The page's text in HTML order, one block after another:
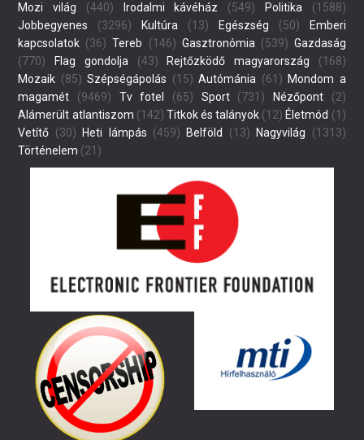
Mozi világ (440) Irodalmi kávéház (549) Politika (1588)
Jobbegyenes (3296) Kultúra (13) Egészség (50)
Emberi
kapcsolatok (36) Tereb (146) Gasztronómia (539) Gazdaság
(770)
Flag gondolja (43) Rejtőzködő magyarország (168)
Mozaik (85) Szépségápolás (15) Autómánia (61) Mondom a
magamét (9469) Tv fotel (65) Sport(731) Nézőpont (2)
Alámerült atlantiszom (142) Titkok és talányok (12) Életmód (1)
Vetítő (30) Heti lámpás (459) Belföld (13) Nagyvilág (1313)
Történelem (21)